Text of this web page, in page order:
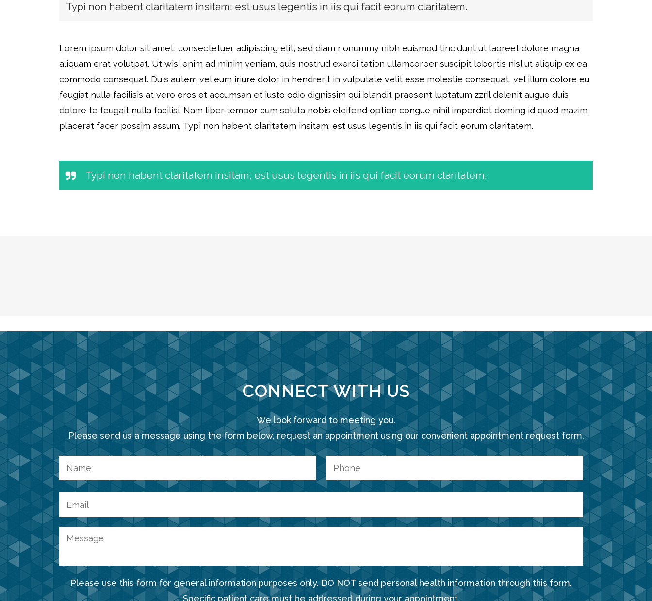
Typi non habent claritatem insitam; est usus legentis in iis qui facit eorum claritatem.
Lorem ipsum dolor sit amet, consectetuer adipiscing elit, sed diam nonummy nibh euismod tincidunt ut laoreet dolore magna
aliquam erat volutpat. Ut wisi enim ad minim veniam, quis nostrud exerci tation ullamcorper suscipit lobortis nisl ut aliquip ex ea
commodo consequat. Duis autem vel eum iriure dolor in hendrerit in vulputate velit esse molestie consequat, vel illum dolore eu
feugiat nulla facilisis at vero eros et accumsan et iusto odio dignissim qui blandit praesent luptatum zzril delenit augue duis
dolore te feugait nulla facilisi. Nam liber tempor cum soluta nobis eleifend option congue nihil imperdiet doming id quod mazim
placerat facer possim assum. Typi non habent claritatem insitam; est usus legentis in iis qui facit eorum claritatem.
Typi non habent claritatem insitam; est usus legentis in iis qui facit eorum claritatem.
CONNECT WITH US
We look forward to meeting you.
Please send us a message using the form below, request an appointment using our convenient appointment request form.
Please use this form for general information purposes only. DO NOT send personal health information through this form.
Specific patient care must be addressed during your appointment.